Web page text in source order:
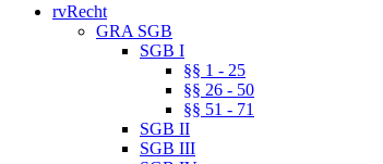
rvRecht
GRA SGB
SGB I
§§ 1 - 25
§§ 26 - 50
§§ 51 - 71
SGB II
SGB III